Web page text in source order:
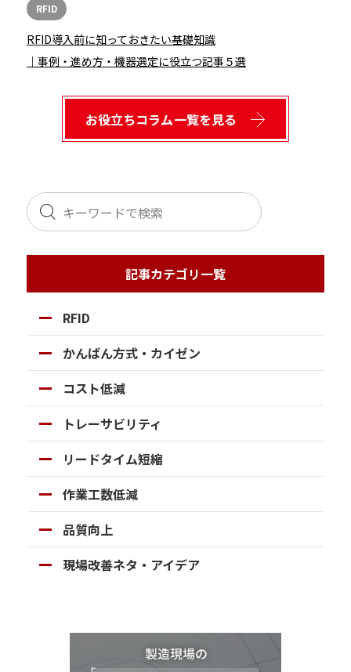
RFID
RFID導入前に知っておきたい基礎知識
｜事例・進め方・機器選定に役立つ記事５選
お役立ちコラム一覧を見る
記事カテゴリ一覧
RFID
かんばん方式・カイゼン
コスト低減
トレーサビリティ
リードタイム短縮
作業工数低減
品質向上
現場改善ネタ・アイデア